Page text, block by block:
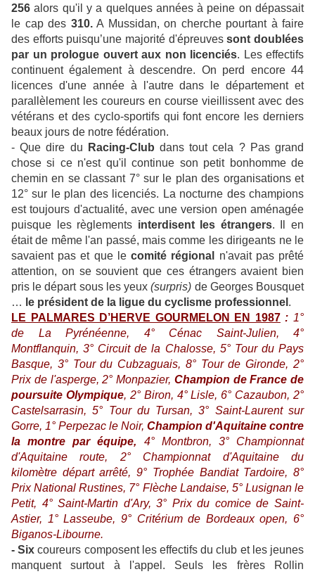
256 alors qu'il y a quelques années à peine on dépassait
le cap des 310.A Mussidan, on cherche pourtant à faire
des efforts puisqu’une majorité d'épreuvessont doublées
par un prologue ouvert aux non licenciés. Les effectifs
continuent également à descendre. On perd encore 44
licences d'une année à l'autre dans le département et
parallèlement les coureurs en course vieillissent avec des
vétérans et des cyclo-sportifs qui font encore les derniers
beaux jours de notre fédération.
- Que dire du
Racing-Clubdans tout cela ? Pas grand
chose si ce n'est qu'il continue son petit bonhomme de
chemin en se classant 7° sur le plan des organisations et
12° sur le plan des licenciés. La nocturne des champions
est toujours d'actualité, avec une version open aménagée
puisque les règlements interdisent les étrangers. Il en
était de même l'an passé, mais comme les dirigeants ne le
savaient pas et que lecomité régional n'avait pas prêté
attention, on se souvient que ces étrangers avaient bien
pris le départ sous les yeux(surpris) de Georges Bousquet
… le président de la ligue du cyclisme professionnel .
LE PALMARES D’HERVE GOURMELON EN 1987 : 1°
de La Pyrénéenne, 4° Cénac Saint-Julien, 4°
Montflanquin, 3° Circuit de la Chalosse, 5° Tour du Pays
Basque, 3° Tour du Cubzaguais, 8° Tour de Gironde, 2°
Prix de l'asperge, 2° Monpazier, Champion de France de
poursuite Olympique, 2° Biron, 4° Lisle, 6° Cazaubon, 2°
Castelsarrasin, 5° Tour du Tursan, 3° Saint-Laurent sur
Gorre, 1° Perpezac le Noir, Champion d'Aquitaine contre
la montre par équipe, 4° Montbron, 3° Championnat
d'Aquitaine route, 2° Championnat d'Aquitaine du
kilomètre départ arrêté, 9° Trophée Bandiat Tardoire, 8°
Prix National Rustines, 7° Flèche Landaise, 5° Lusignan le
Petit, 4° Saint-Martin d'Ary, 3° Prix du comice de Saint-
Astier, 1° Lasseube, 9° Critérium de Bordeaux open, 6°
Biganos-Libourne.
- Six coureurs composent les effectifs du club et les jeunes
manquent surtout à l'appel. Seuls les frères Rollin